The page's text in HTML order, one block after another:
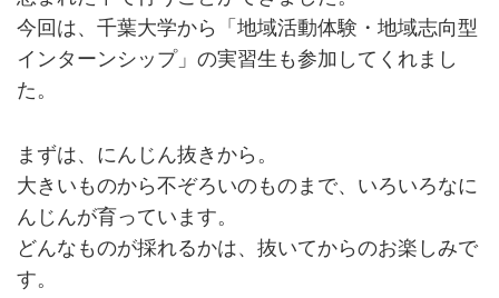
今回は、千葉大学から「地域活動体験・地域志向型
インターンシップ」の実習生も参加してくれまし
た。
まずは、にんじん抜きから。
大きいものから不ぞろいのものまで、いろいろなに
んじんが育っています。
どんなものが採れるかは、抜いてからのお楽しみで
す。